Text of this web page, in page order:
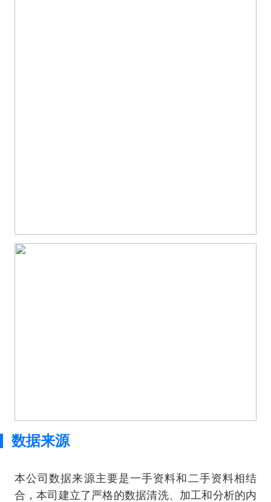
数据来源
本公司数据来源主要是一手资料和二手资料相结
合，本司建立了严格的数据清洗、加工和分析的内